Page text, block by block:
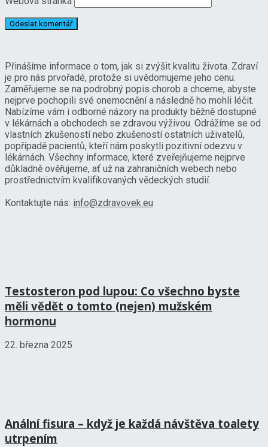
Přinášíme informace o tom, jak si zvýšit kvalitu života. Zdraví
je pro nás prvořadé, protože si uvědomujeme jeho cenu.
Zaměřujeme se na podrobný popis chorob a chceme, abyste
nejprve pochopili své onemocnění a následně ho mohli léčit.
Nabízíme vám i odborné názory na produkty běžně dostupné
v lékárnách a obchodech se zdravou výživou. Odrážíme se od
vlastních zkušeností nebo zkušeností ostatních uživatelů,
popřípadě pacientů, kteří nám poskytli pozitivní odezvu v
lékárnách. Všechny informace, které zveřejňujeme nejprve
důkladně ověřujeme, ať už na zahraničních webech nebo
prostřednictvím kvalifikovaných vědeckých studií.
Kontaktujte nás: info@zdravovek.eu
Testosteron pod lupou: Co všechno byste
měli vědět o tomto (nejen) mužském
hormonu
22. března 2025
Anální fisura – když je každá návštěva toalety
utrpením